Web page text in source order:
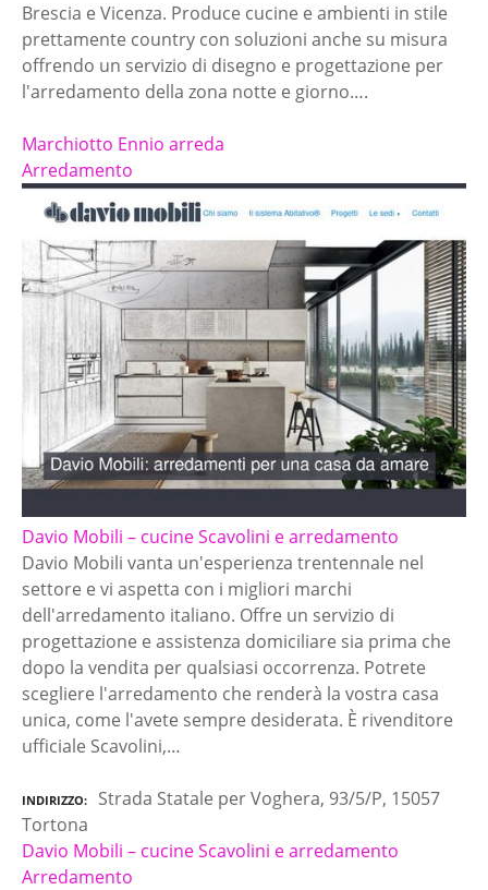
Brescia e Vicenza. Produce cucine e ambienti in stile
prettamente country con soluzioni anche su misura
offrendo un servizio di disegno e progettazione per
l'arredamento della zona notte e giorno….
Marchiotto Ennio arreda
Arredamento
Davio Mobili – cucine Scavolini e arredamento
Davio Mobili vanta un'esperienza trentennale nel
settore e vi aspetta con i migliori marchi
dell'arredamento italiano. Offre un servizio di
progettazione e assistenza domiciliare sia prima che
dopo la vendita per qualsiasi occorrenza. Potrete
scegliere l'arredamento che renderà la vostra casa
unica, come l'avete sempre desiderata. È rivenditore
ufficiale Scavolini,…
INDIRIZZO
Strada Statale per Voghera, 93/5/P, 15057
Tortona
Davio Mobili – cucine Scavolini e arredamento
Arredamento